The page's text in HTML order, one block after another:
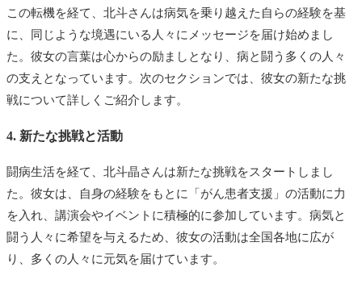
この転機を経て、北斗さんは病気を乗り越えた自らの経験を基
に、同じような境遇にいる人々にメッセージを届け始めまし
た。彼女の言葉は心からの励ましとなり、病と闘う多くの人々
の支えとなっています。次のセクションでは、彼女の新たな挑
戦について詳しくご紹介します。
4. 新たな挑戦と活動
闘病生活を経て、北斗晶さんは新たな挑戦をスタートしまし
た。彼女は、自身の経験をもとに「がん患者支援」の活動に力
を入れ、講演会やイベントに積極的に参加しています。病気と
闘う人々に希望を与えるため、彼女の活動は全国各地に広が
り、多くの人々に元気を届けています。